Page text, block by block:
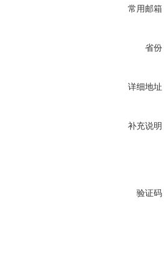
常用邮箱
省份
详细地址
补充说明
验证码